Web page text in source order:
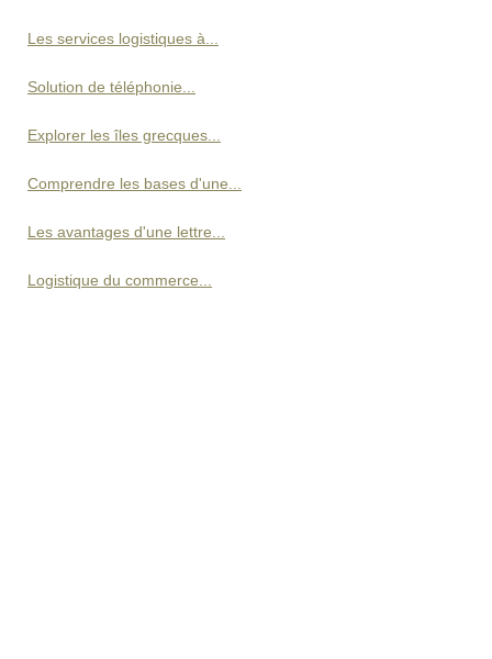
Les services logistiques à...
Solution de téléphonie...
Explorer les îles grecques...
Comprendre les bases d'une...
Les avantages d'une lettre...
Logistique du commerce...